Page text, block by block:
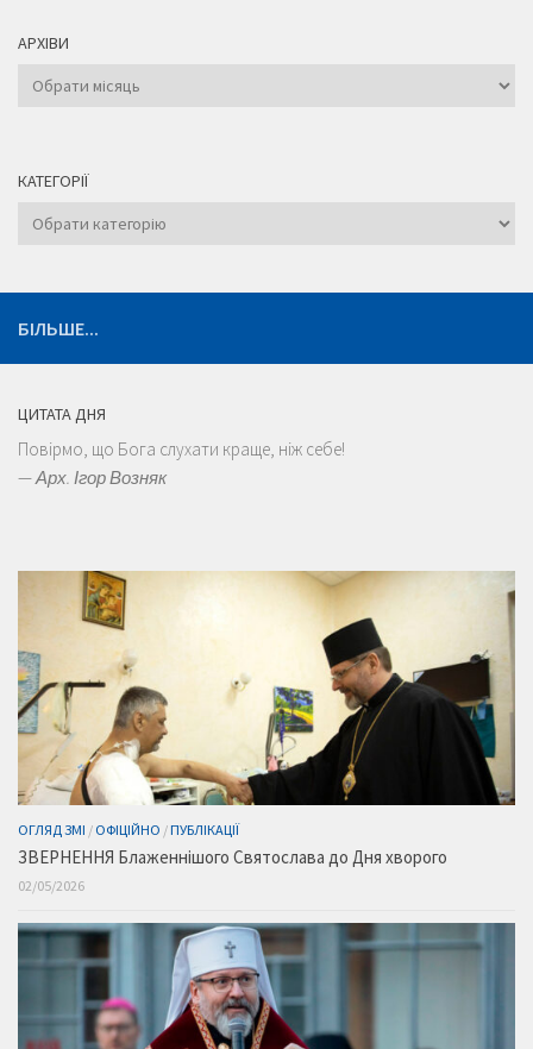
АРХІВИ
Архіви
КАТЕГОРІЇ
Категорії
БІЛЬШЕ...
ЦИТАТА ДНЯ
Повірмо, що Бога слухати краще, ніж себе!
—Арх. Ігор Возняк
ОГЛЯД ЗМІ / ОФІЦІЙНО /ПУБЛІКАЦІЇ
ЗВЕРНЕННЯ Блаженнішого Святослава до Дня хворого
02/05/2026